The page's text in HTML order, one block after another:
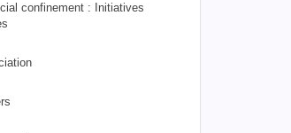
confinement : Initiatives